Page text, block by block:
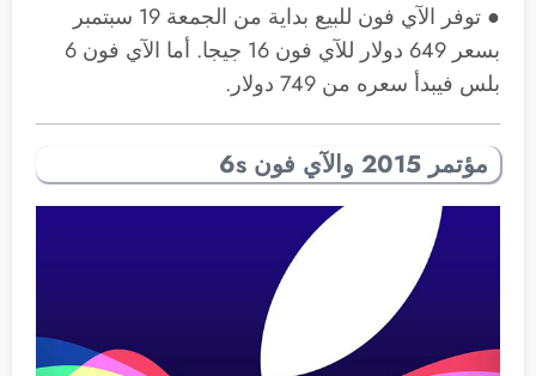
● توفر الآي فون للبيع بداية من الجمعة 19 سبتمبر
بسعر 649 دولار للآي فون 16 جيجا. أما الآي فون 6
بلس فيبدأ سعره من 749 دولار.
مؤتمر 2015 والآي فون 6s